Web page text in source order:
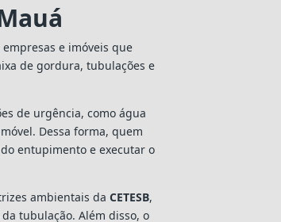
e imóveis que
de gordura, tubulações e
de urgência, como água
Dessa forma, quem
entupimento e executar o
ambientais daCETESB,
tubulação. Além disso, o